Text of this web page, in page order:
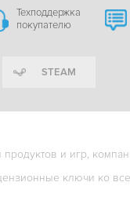
Техподдержка
покупателю
STEAM
и игр,
ключи ко